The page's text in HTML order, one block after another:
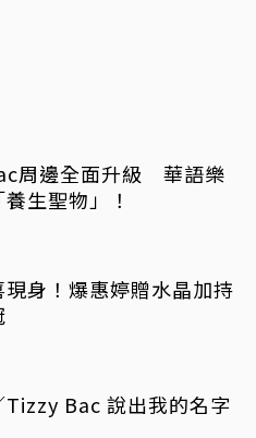
周邊全面升級 華語樂
生聖物」！
身！爆惠婷贈水晶加持
Tizzy Bac 說出我的名字